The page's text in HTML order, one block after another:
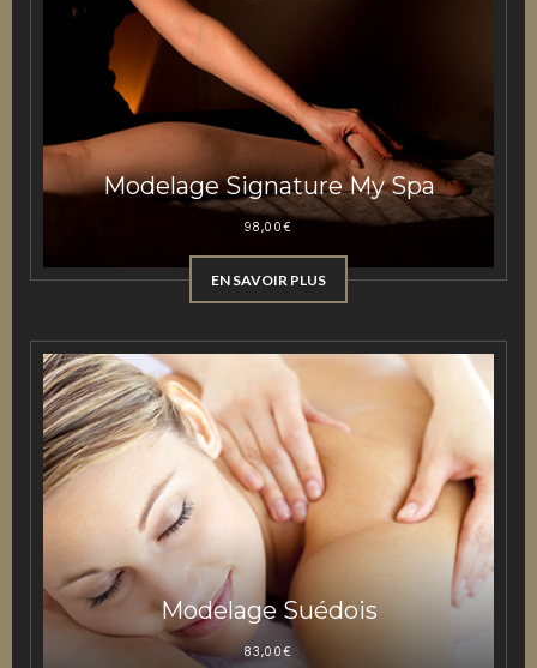
Modelage Signature My Spa
98,00€
EN SAVOIR PLUS
Modelage Suédois
83,00€